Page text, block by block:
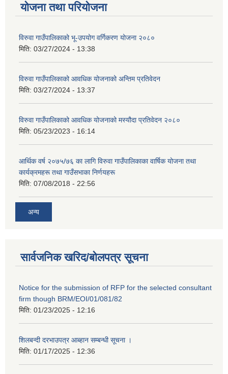
योजना तथा परियोजना
विरुवा गाउँपालिकाको भू-उपयोग वर्गिकरण योजना २०८०
मिति: 03/27/2024 - 13:38
विरुवा गाउँपालिकाको आवधिक योजनाको अन्तिम प्रतिवेदन
मिति: 03/27/2024 - 13:37
विरुवा गाउँपालिकाको आवधिक योजनाको मस्यौदा प्रतिवेदन २०८०
मिति: 05/23/2023 - 16:14
आर्थिक वर्ष २०७५/७६ का लागि विरुवा गाउँपालिकाका वार्षिक योजना तथा
कार्यक्रमहरू तथा गाउँसभाका निर्णयहरू
मिति: 07/08/2018 - 22:56
अन्य
सार्वजनिक खरिद/बोलपत्र सूचना
Notice for the submission of RFP for the selected consultant
firm though BRM/EOI/01/081/82
मिति: 01/23/2025 - 12:16
शिलबन्दी दरभाउपत्र आब्हान सम्बन्धी सूचना ।
मिति: 01/17/2025 - 12:36